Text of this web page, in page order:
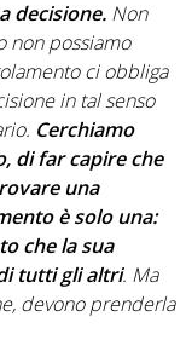
decisione. Non
non possiamo
ci obbliga
in tal senso
Cerchiamo
di far capire che
una
è solo una:
che la sua
tutti gli altri. Ma
devono prenderla